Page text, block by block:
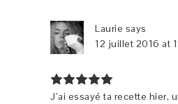
Laurie says
12 juillet 2016 at
J’ai essayé ta recette hier,